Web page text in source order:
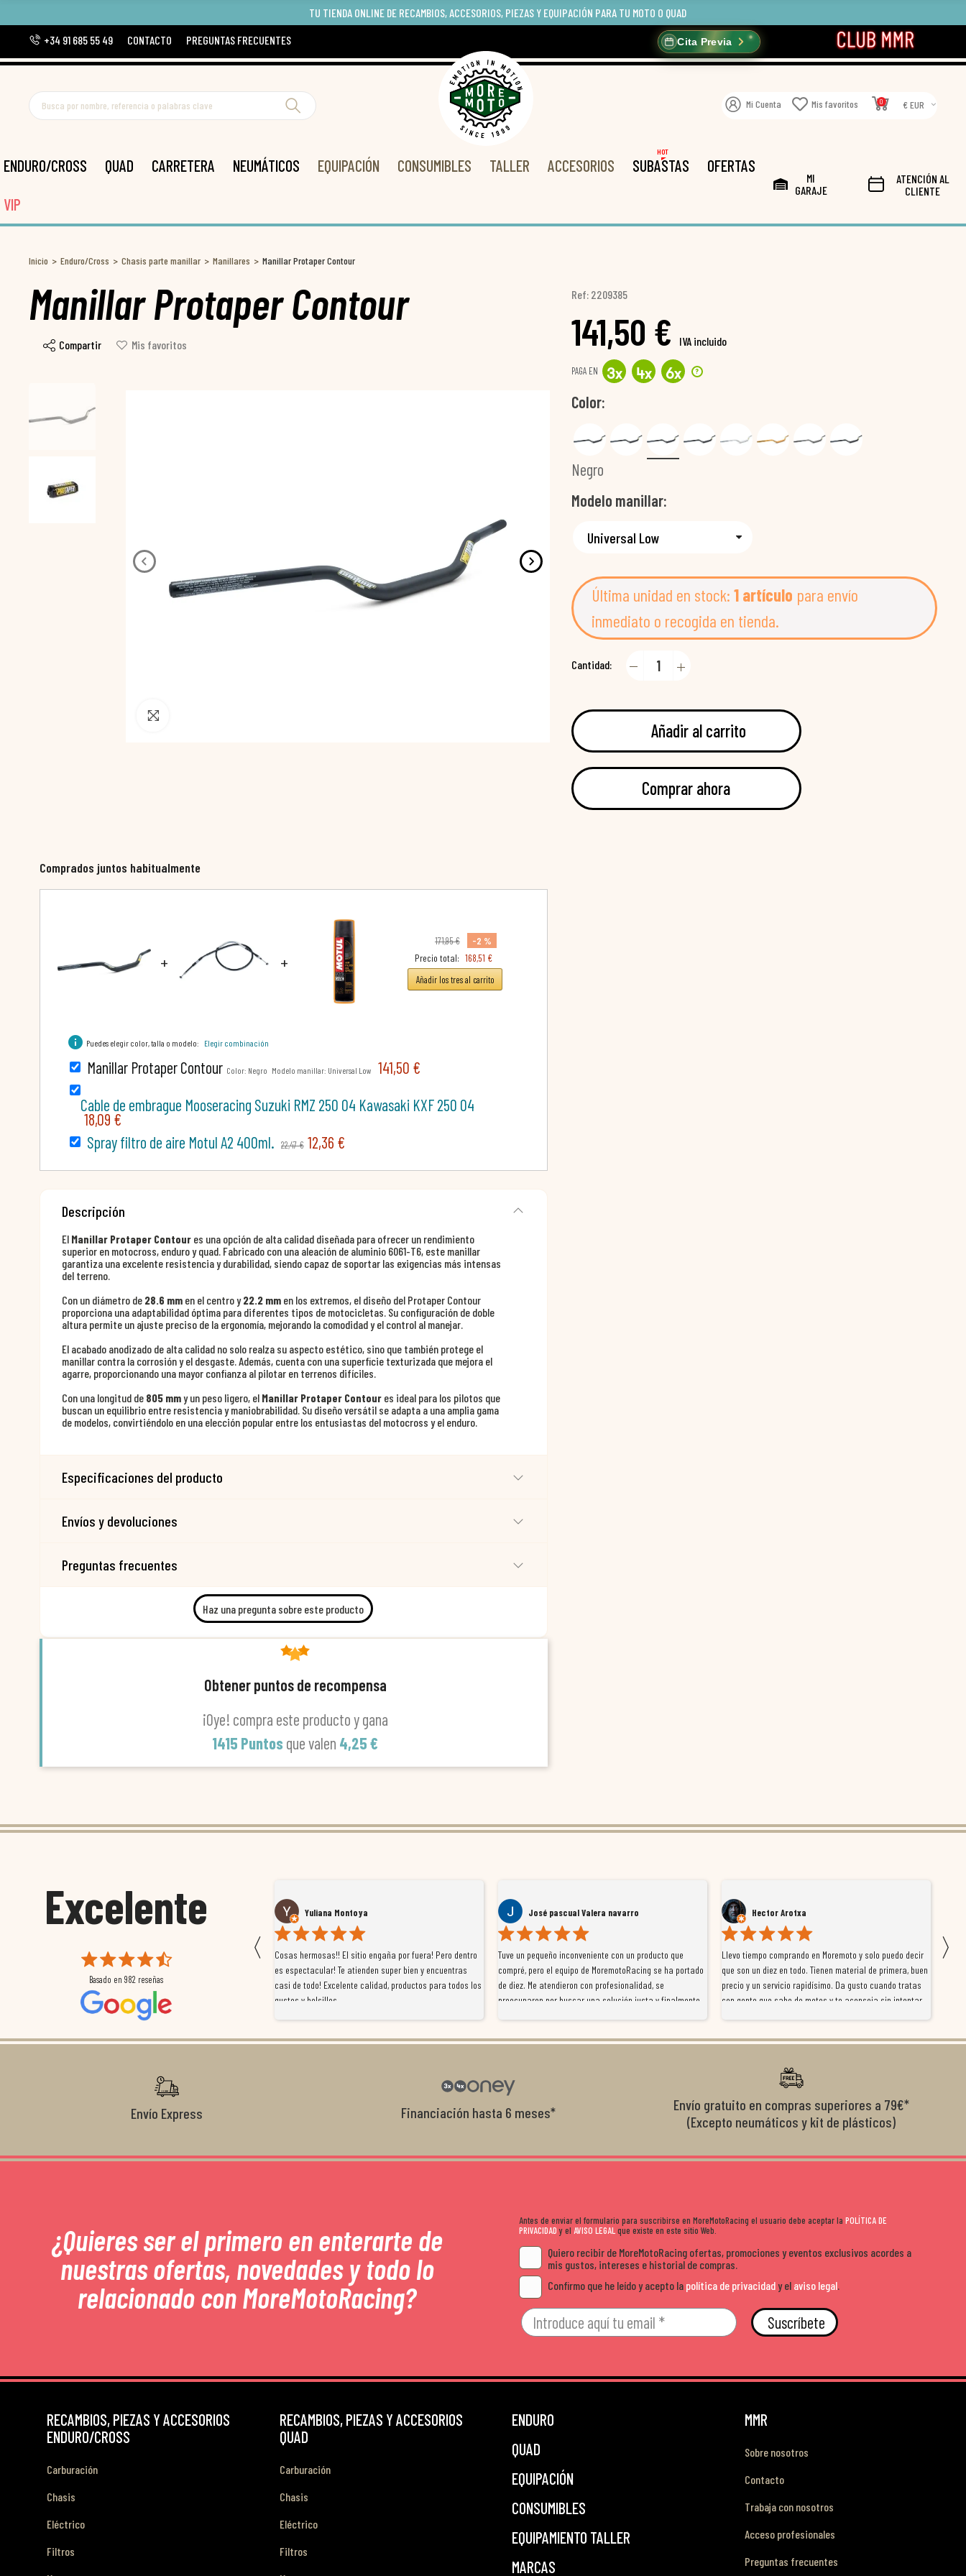
TU TIENDA ONLINE DE RECAMBIOS, ACCESORIOS, PIEZAS Y EQUIPACIÓN PARA TU MOTO O QUAD
+34 91 685 55 49
CONTACTO PREGUNTAS FRECUENTES Cita Previa
Mi Cuenta Mis favoritos 0 € EUR
ENDURO/CROSS QUAD CARRETERA NEUMÁTICOS EQUIPACIÓN CONSUMIBLES TALLER ACCESORIOS SUBASTAS
HOT
OFERTAS
VIP
MI
GARAJE
ATENCIÓN AL
CLIENTE
Inicio Enduro/Cross Chasis parte manillar Manillares Manillar Protaper Contour
Manillar Protaper Contour
Compartir Mis favoritos
Ref: 2209385
141,50 € IVA incluido
PAGA EN 3x 4x 6x ?
Color
Negro
Modelo manillar
Última unidad en stock: 1 artículo para envío
inmediato o recogida en tienda.
Cantidad:
Añadir al carrito
Comprar ahora
Comprados juntos habitualmente
+ +
171,95 €
-2 %
Precio total: 168,51 €
Añadir los tres al carrito
info Puedes elegir color, talla o modelo: Elegir combinación
Manillar Protaper Contour Color: Negro Modelo manillar: Universal Low
141,50 €
Cable de embrague Mooseracing Suzuki RMZ 250 04 Kawasaki KXF 250 04
18,09 €
Spray filtro de aire Motul A2 400ml.
22,47 € 12,36 €
Descripción
El Manillar Protaper Contour es una opción de alta calidad diseñada para ofrecer un rendimiento
superior en motocross, enduro y quad. Fabricado con una aleación de aluminio 6061-T6, este manillar
garantiza una excelente resistencia y durabilidad, siendo capaz de soportar las exigencias más intensas
del terreno.
Con un diámetro de 28.6 mm en el centro y22.2 mm en los extremos, el diseño del Protaper Contour
proporciona una adaptabilidad óptima para diferentes tipos de motocicletas. Su configuración de doble
altura permite un ajuste preciso de la ergonomía, mejorando la comodidad y el control al manejar.
El acabado anodizado de alta calidad no solo realza su aspecto estético, sino que también protege el
manillar contra la corrosión y el desgaste. Además, cuenta con una superficie texturizada que mejora el
agarre, proporcionando una mayor confianza al pilotar en terrenos difíciles.
Con una longitud de 805 mmy un peso ligero, el Manillar Protaper Contour es ideal para los pilotos que
buscan un equilibrio entre resistencia y maniobrabilidad. Su diseño versátil se adapta a una amplia gama
de modelos, convirtiéndolo en una elección popular entre los entusiastas del motocross y el enduro.
Especificaciones del producto
Envíos y devoluciones
Preguntas frecuentes
Haz una pregunta sobre este producto
Obtener puntos de recompensa
¡Oye! compra este producto y gana
1415 Puntos que valen 4,25 €
Excelente
Basado en 982 reseñas
〈
Susana García Luis
Magnífica atención al cliente. Tuvimos un pequeño
retraso en el pedido y desde el minuto uno se
preocuparon por ayudarnos en todo. Gracias a Sergio,
magnífico gestor... atento, amable, un servicio de 10.
Gracias de nuevo por todo!
Yuliana Montoya
Cosas hermosas!! El sitio engaña por fuera! Pero dentro
es espectacular! Te atienden super bien y encuentras
casi de todo! Excelente calidad, productos para todos los
gustos y bolsillos
José pascual Valera navarro
Tuve un pequeño inconveniente con un producto que
compré, pero el equipo de MoremotoRacing se ha portado
de diez. Me atendieron con profesionalidad, se
preocuparon por buscar una solución justa y finalmente
con el cliente, y me ofrecieron unas condiciones de
Hector Arotxa
Llevo tiempo comprando en Moremoto y solo puedo decir
que son un diez en todo. Tienen material de primera, buen
precio y un servicio rapidísimo. Da gusto cuando tratas
con gente que sabe de motos y te aconseja sin intentar
el cliente y que disfrutan lo que hacen. Si te gusta la
sitio. Calidad, rapidez y buen rollo. ??️
años
〉
Envío Express Financiación hasta 6 meses*
Envío gratuito en compras superiores a 79€*
(Excepto neumáticos y kit de plásticos)
¿Quieres ser el primero en enterarte de
nuestras ofertas, novedades y todo lo
relacionado con MoreMotoRacing?
Antes de enviar el formulario para suscribirse en MoreMotoRacing el usuario debe aceptar la POLÍTICA DE
PRIVACIDADy el AVISO LEGALque existe en este sitio Web.
Quiero recibir de MoreMotoRacing ofertas, promociones y eventos exclusivos acordes a
mis gustos, intereses e historial de compras.
Confirmo que he leído y acepto la política de privacidady el aviso legal
Suscríbete
RECAMBIOS, PIEZAS Y ACCESORIOS
ENDURO/CROSS
Carburación
Chasis
Eléctrico
Filtros
RECAMBIOS, PIEZAS Y ACCESORIOS
QUAD
Carburación
Chasis
Eléctrico
Filtros
ENDURO
QUAD
EQUIPACIÓN
CONSUMIBLES
EQUIPAMIENTO TALLER
MARCAS
MMR
Sobre nosotros
Contacto
Trabaja con nosotros
Acceso profesionales
Preguntas frecuentes